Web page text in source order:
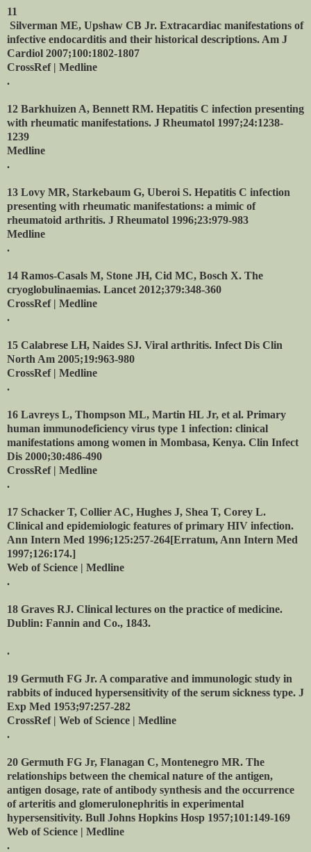
11
Silverman ME, Upshaw CB Jr. Extracardiac manifestations of
infective endocarditis and their historical descriptions. Am J
Cardiol 2007;100:1802-1807
CrossRef | Medline
.
12 Barkhuizen A, Bennett RM. Hepatitis C infection presenting
with rheumatic manifestations. J Rheumatol 1997;24:1238-
1239
Medline
.
13 Lovy MR, Starkebaum G, Uberoi S. Hepatitis C infection
presenting with rheumatic manifestations: a mimic of
rheumatoid arthritis. J Rheumatol 1996;23:979-983
Medline
.
14 Ramos-Casals M, Stone JH, Cid MC, Bosch X. The
cryoglobulinaemias. Lancet 2012;379:348-360
CrossRef | Medline
.
15 Calabrese LH, Naides SJ. Viral arthritis. Infect Dis Clin
North Am 2005;19:963-980
CrossRef | Medline
.
16 Lavreys L, Thompson ML, Martin HL Jr, et al. Primary
human immunodeficiency virus type 1 infection: clinical
manifestations among women in Mombasa, Kenya. Clin Infect
Dis 2000;30:486-490
CrossRef | Medline
.
17 Schacker T, Collier AC, Hughes J, Shea T, Corey L.
Clinical and epidemiologic features of primary HIV infection.
Ann Intern Med 1996;125:257-264[Erratum, Ann Intern Med
1997;126:174.]
Web of Science | Medline
.
18 Graves RJ. Clinical lectures on the practice of medicine.
Dublin: Fannin and Co., 1843.
.
19 Germuth FG Jr. A comparative and immunologic study in
rabbits of induced hypersensitivity of the serum sickness type. J
Exp Med 1953;97:257-282
CrossRef | Web of Science | Medline
.
20 Germuth FG Jr, Flanagan C, Montenegro MR. The
relationships between the chemical nature of the antigen,
antigen dosage, rate of antibody synthesis and the occurrence
of arteritis and glomerulonephritis in experimental
hypersensitivity. Bull Johns Hopkins Hosp 1957;101:149-169
Web of Science | Medline
.